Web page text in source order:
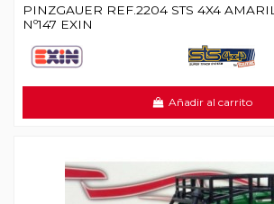
PINZGAUER REF.2204 STS 4X4
Nº147 EXIN
Añadir al carrito